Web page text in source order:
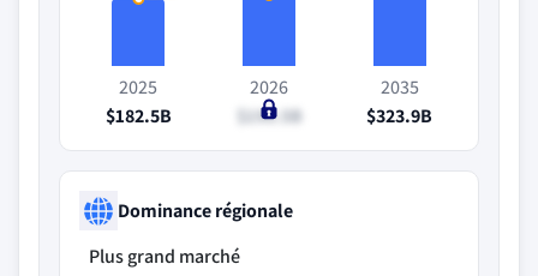
2025
$182.5B
2026
$190.5B
2035
$323.9B
Dominance régionale
Plus grand marché